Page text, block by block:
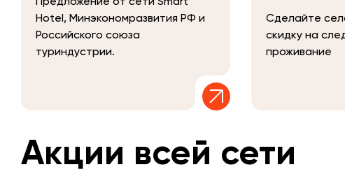
Hotel, Минэкономразвития РФ и
Российского союза
туриндустрии.
Сделайте
скидку на
проживание
Акции всей сети